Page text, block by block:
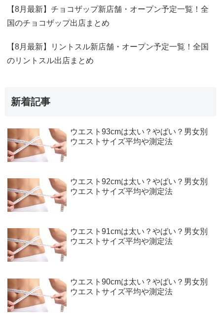
【8月最新】チョコザップ新店舗・オープン予定一覧！全
国のチョコザップ出店まとめ
【8月最新】リントスル新店舗・オープン予定一覧！全国
のリントスル出店まとめ
新着記事
ウエスト93cmは太い？やばい？男女別
ウエストサイズ平均や測定法
ウエスト92cmは太い？やばい？男女別
ウエストサイズ平均や測定法
ウエスト91cmは太い？やばい？男女別
ウエストサイズ平均や測定法
ウエスト90cmは太い？やばい？男女別
ウエストサイズ平均や測定法